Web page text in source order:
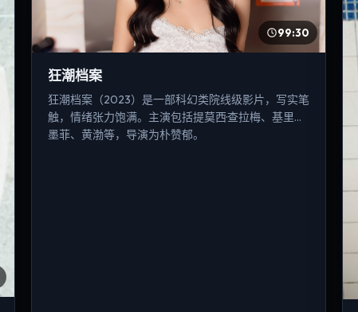
99:30
狂潮档案
狂潮档案（2023）是一部科幻类院线级影片，写实笔
触，情绪张力饱满。主演包括提莫西·查拉梅、基里安·
墨菲、黄渤等，导演为朴赞郁。